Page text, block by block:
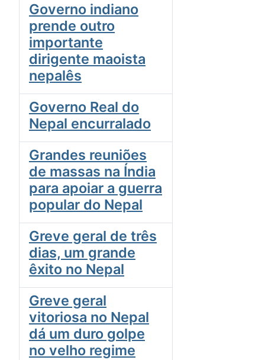
Governo indiano
prende outro
importante
dirigente maoista
nepalês
Governo Real do
Nepal encurralado
Grandes reuniões
de massas na Índia
para apoiar a guerra
popular do Nepal
Greve geral de três
dias, um grande
êxito no Nepal
Greve geral
vitoriosa no Nepal
dá um duro golpe
no velho regime